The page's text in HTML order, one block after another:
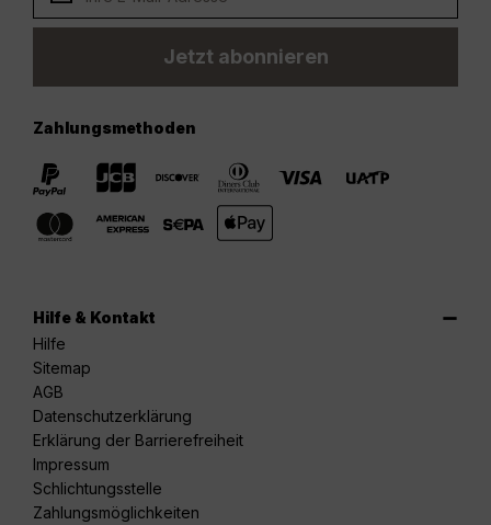
Jetzt abonnieren
Zahlungsmethoden
Hilfe & Kontakt
Hilfe
Sitemap
AGB
Datenschutzerklärung
Erklärung der Barrierefreiheit
Impressum
Schlichtungsstelle
Zahlungsmöglichkeiten